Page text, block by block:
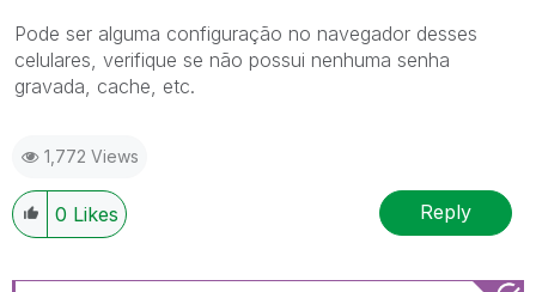
Pode ser alguma configuração no navegador desses
celulares, verifique se não possui nenhuma senha
gravada, cache, etc.
1,772 Views
0 Likes Reply